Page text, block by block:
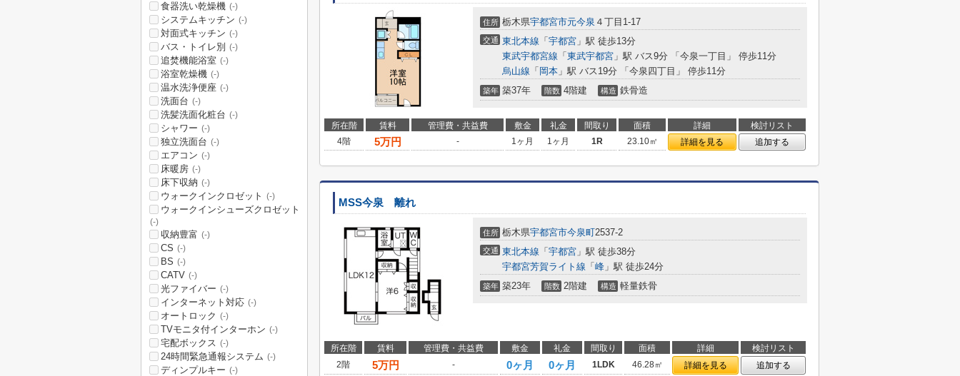
住所 栃木県宇都宮市元今泉 ４丁目1-17
交通 東北本線 「 宇都宮 」駅 徒歩13分
東武宇都宮線 「 東武宇都宮 」駅 バス9分 「今泉一丁目」 停歩11分
烏山線 「 岡本 」駅 バス19分 「今泉四丁目」 停歩11分
築年 築37年 階数 4階建 構造 鉄骨造
所在階 賃料 管理費・共益費 敷金 礼金 間取り 面積 詳細
検討リスト
4階
5万円 - 1ヶ月 1ヶ月 1R 23.10㎡ 詳細を見る 追加する
MSS今泉 離れ
住所 栃木県宇都宮市今泉町2537-2
交通 東北本線 「 宇都宮 」駅 徒歩38分
宇都宮芳賀ライト線 「 峰 」駅 徒歩24分
築年 築23年 階数 2階建 構造 軽量鉄骨
所在階 賃料 管理費・共益費 敷金 礼金 間取り 面積 詳細
検討リスト
2階
5万円 - 0ヶ月 0ヶ月 1LDK 46.28㎡ 詳細を見る 追加する
食器洗い乾燥機 (-)
システムキッチン (-)
対面式キッチン (-)
バス・トイレ別 (-)
追焚機能浴室 (-)
浴室乾燥機 (-)
温水洗浄便座 (-)
洗面台 (-)
洗髪洗面化粧台 (-)
シャワー (-)
独立洗面台 (-)
エアコン (-)
床暖房 (-)
床下収納 (-)
ウォークインクロゼット (-)
ウォークインシューズクロゼット
(-)
収納豊富 (-)
CS (-)
BS (-)
CATV (-)
光ファイバー (-)
インターネット対応 (-)
オートロック (-)
TVモニタ付インターホン (-)
宅配ボックス (-)
24時間緊急通報システム (-)
ディンプルキー (-)